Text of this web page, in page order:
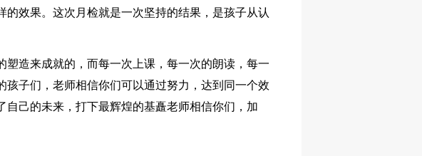
效果。这次月检就是一次坚持的结果，是孩子从认
塑造来成就的，而每一次上课，每一次的朗读，每一
子们，老师相信你们可以通过努力，达到同一个效
己的未来，打下最辉煌的基矗老师相信你们，加